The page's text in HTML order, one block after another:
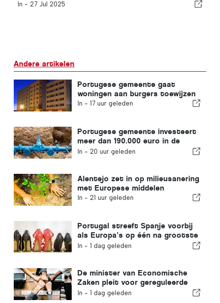
In - 27 Jul 2025
Andere artikelen
Portugese gemeente gaat
woningen aan burgers toewijzen
In - 17 uur geleden
Portugese gemeente investeert
meer dan 190.000 euro in de
watervoorziening
In - 20 uur geleden
Alentejo zet in op milieusanering
met Europese middelen
In - 21 uur geleden
Portugal streeft Spanje voorbij
als Europa’s op één na grootste
schoenenproducent
In - 1 dag geleden
De minister van Economische
Zaken pleit voor gereguleerde
integratie en garandeert een
In - 1 dag geleden